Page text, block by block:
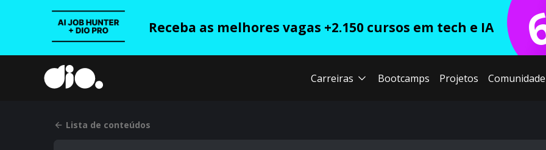
Receba as melhores vagas +2.150 cursos em tech e IA
Carreiras Bootcamps Projetos Comunidade
Lista de conteúdos